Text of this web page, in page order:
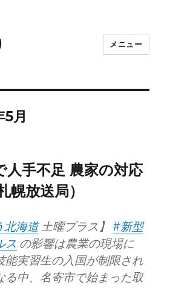
メニュー
月
人手不足 農家の対応
幌放送局）
北海道土曜プラス】 #新型
ス の影響は農業の現場に
能実習生の入国が制限され
る中、名寄市で始まった取